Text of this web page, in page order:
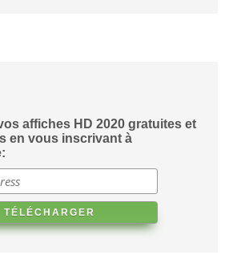
affiches HD 2020 gratuites et
en vous inscrivant à